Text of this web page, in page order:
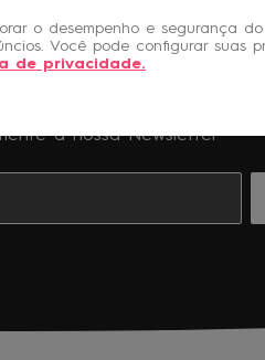
o desempenho e segurança
Você pode configurar suas
de privacidade.
à nossa Newsletter